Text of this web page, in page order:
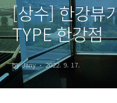
[상수] 한강뷰
TYPE 한강점
by Jany 2022. 9. 17.